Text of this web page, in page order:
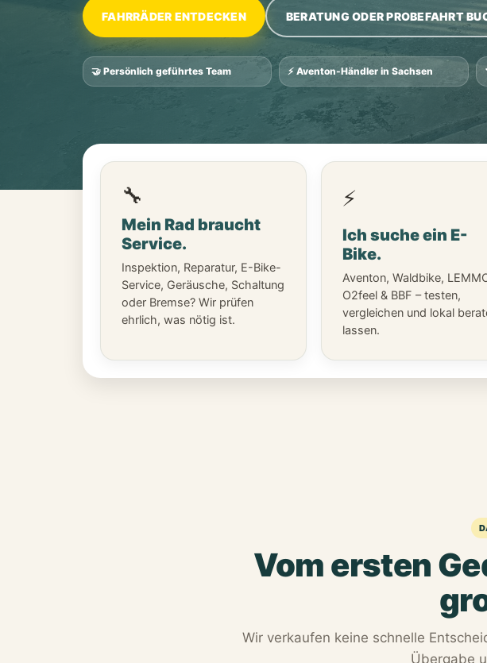
FAHRRÄDER ENTDECKEN BERATUNG ODER PROBEFAHRT
🤝 Persönlich geführtes Team ⚡ Aventon-Händler in Sachsen
🔧
Mein Rad braucht
Service.
Inspektion, Reparatur, E-Bike-
Service, Geräusche, Schaltung
oder Bremse? Wir prüfen
ehrlich, was nötig ist.
⚡
Ich suche ein E-
Bike.
Aventon, Waldbike,
O2feel & BBF – testen,
vergleichen und lokal
lassen.
Vom ersten
Wir verkaufen keine schnelle
Übergabe